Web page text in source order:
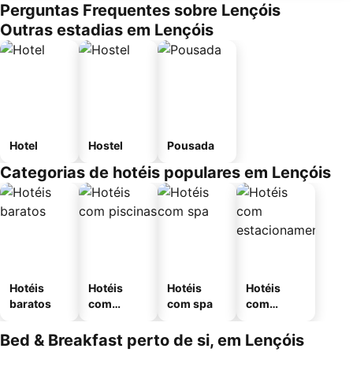
Perguntas Frequentes sobre Lençóis
Outras estadias em Lençóis
Hotel Hostel Pousada
Categorias de hotéis populares em Lençóis
Hotéis
baratos
Hotéis
com
Hotéis
com spa
Hotéis
com
mento
Bed & Breakfast perto de si, em Lençóis